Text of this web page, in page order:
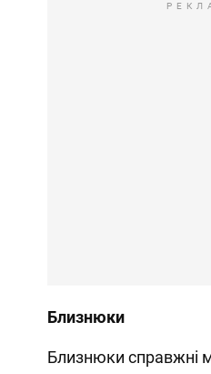
Близнюки
Близнюки справжні